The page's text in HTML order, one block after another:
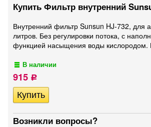
Купить Фильтр внутренний
Внутренний фильтр Sunsun HJ-732, для
литров. Без регулировки потока, с
функцией насыщения воды кислородом.
В наличии
915 Р
Возникли вопросы?